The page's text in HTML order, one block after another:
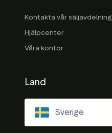
Kontakta vår säljavdelning
Hjälpcenter
Våra kontor
Land
Sverige